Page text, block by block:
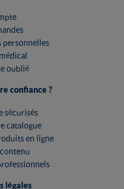
oublié
confiance ?
sécurisés
catalogue
en ligne
légales